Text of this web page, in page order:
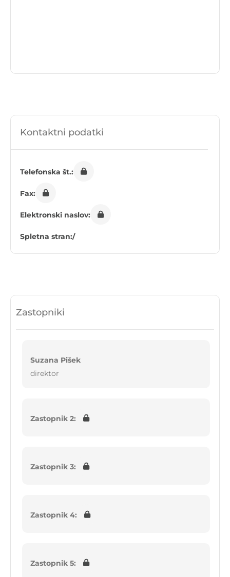
Kontaktni podatki
Telefonska št.:
Fax:
Elektronski naslov:
Spletna stran:/
Zastopniki
Suzana Pišek
direktor
Zastopnik 2:
Zastopnik 3:
Zastopnik 4:
Zastopnik 5: